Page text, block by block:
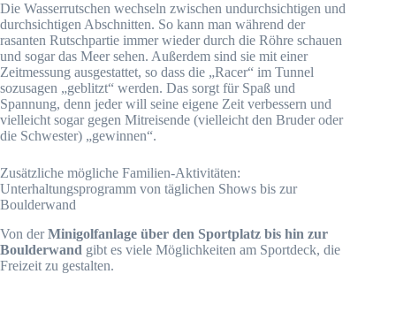
Die Wasserrutschen wechseln zwischen undurchsichtigen und
durchsichtigen Abschnitten. So kann man während der
rasanten Rutschpartie immer wieder durch die Röhre schauen
und sogar das Meer sehen. Außerdem sind sie mit einer
Zeitmessung ausgestattet, so dass die „Racer“ im Tunnel
sozusagen „geblitzt“ werden. Das sorgt für Spaß und
Spannung, denn jeder will seine eigene Zeit verbessern und
vielleicht sogar gegen Mitreisende (vielleicht den Bruder oder
die Schwester) „gewinnen“.
Zusätzliche mögliche Familien-Aktivitäten:
Unterhaltungsprogramm von täglichen Shows bis zur
Boulderwand
Von derMinigolfanlage über den Sportplatz bis hin zur
Boulderwand gibt es viele Möglichkeiten am Sportdeck, die
Freizeit zu gestalten.